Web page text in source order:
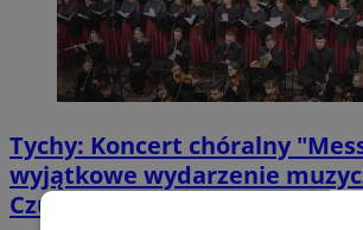
Tychy: Koncert chóralny
wyjątkowe wydarzenie
Czułowie